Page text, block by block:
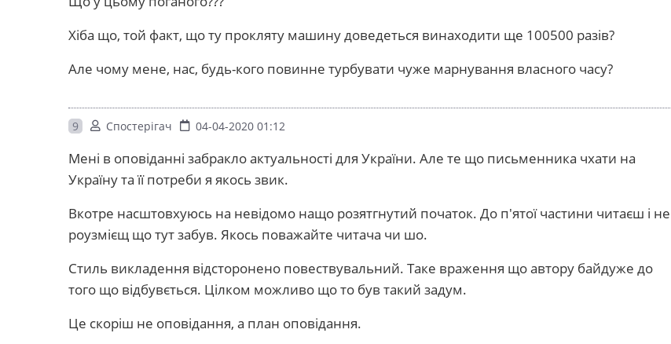
Хіба що, той факт, що ту прокляту машину доведеться винаходити ще 100500 разів?
Але чому мене, нас, будь-кого повинне турбувати чуже марнування власного часу?
9 Спостерігач 04-04-2020 01:12
Мені в оповіданні забракло актуальності для України. Але те що письменника чхати на
Україну та її потреби я якось звик.
Вкотре насштовхуюсь на невідомо нащо розятгнутий початок. До п'ятої частини читаєш і не
роузмієщ що тут забув. Якось поважайте читача чи шо.
Стиль викладення відсторонено повествувальний. Таке враження що автору байдуже до
того що відбувється. Цілком можливо що то був такий задум.
Це скоріш не оповідання, а план оповідання.